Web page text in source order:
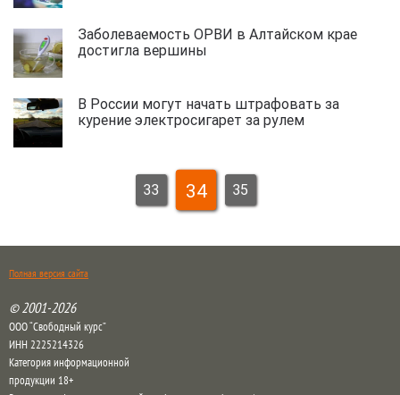
Заболеваемость ОРВИ в Алтайском крае
достигла вершины
В России могут начать штрафовать за
курение электросигарет за рулем
33 34 35
Полная версия сайта
© 2001-2026
ООО “Свободный курс”
ИНН 2225214326
Категория информационной
продукции 18+